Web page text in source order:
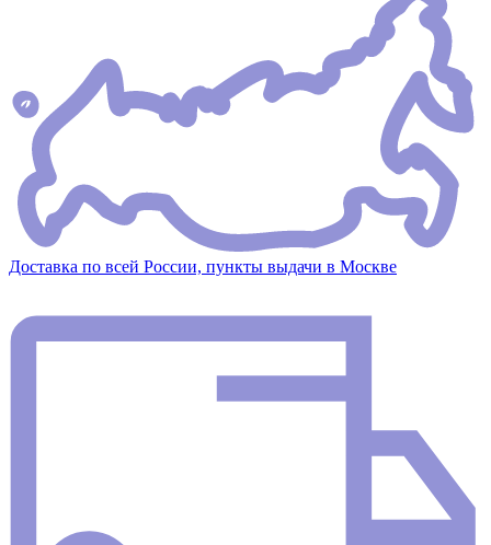
Доставка по всей России, пункты выдачи в Москве